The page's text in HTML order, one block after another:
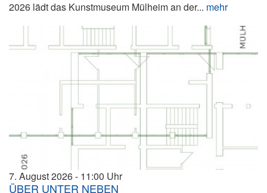
2026 lädt das Kunstmuseum Mülheim an der... mehr
7. August 2026 11:00
ÜBER UNTER NEBEN